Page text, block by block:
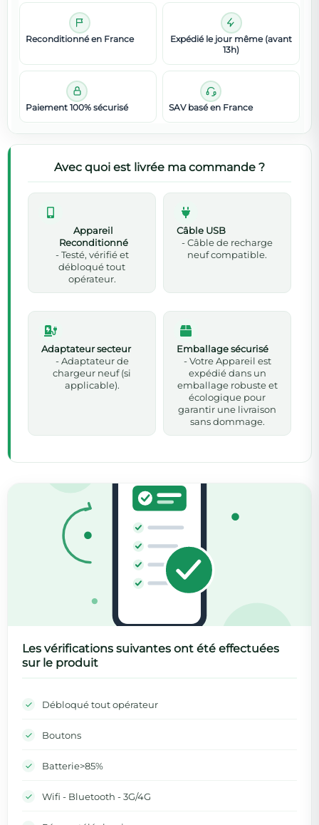
Reconditionné en France
Expédié le jour même (avant
13h)
Paiement 100% sécurisé SAV basé en France
Avec quoi est livrée ma commande ?
Appareil
Reconditionné
- Testé, vérifié et
débloqué tout
opérateur.
Câble USB
- Câble de recharge
neuf compatible.
Adaptateur secteur
- Adaptateur de
chargeur neuf (si
applicable).
Emballage sécurisé
- Votre Appareil est
expédié dans un
emballage robuste et
écologique pour
garantir une livraison
sans dommage.
Les vérifications suivantes ont été effectuées
sur le produit
Débloqué tout opérateur
Boutons
Batterie>85%
Wifi - Bluetooth - 3G/4G